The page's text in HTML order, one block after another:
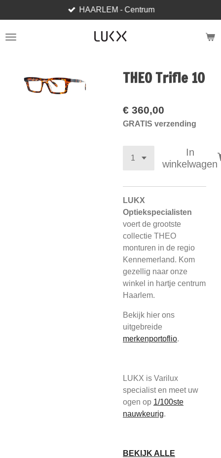
direct
naar
HAARLEM - Centrum
THEO Trifle 10
€ 360,00
GRATIS verzending
In
winkelwagen
LUKX
Optiekspecialisten
voert de grootste
collectie THEO
monturen in de regio
Kennemerland. Kom
gezellig naar onze
winkel in hartje centrum
Haarlem.
Bekijk hier ons
uitgebreide
merkenportoflio.
LUKX is Varilux
specialist en meet uw
ogen op 1/100ste
nauwkeurig.
BEKIJK ALLE